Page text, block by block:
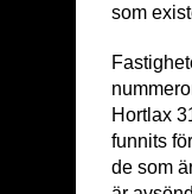
som
Hortlax
funnits
de som